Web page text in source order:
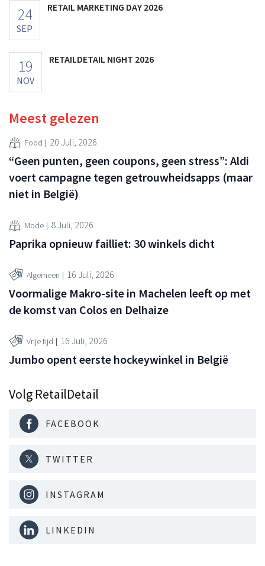
24
SEP
RETAIL MARKETING DAY 2026
19
NOV
RETAILDETAIL NIGHT 2026
Meest gelezen
Food 20 Juli, 2026
“Geen punten, geen coupons, geen stress”: Aldi
voert campagne tegen getrouwheidsapps (maar
niet in België)
Mode 8 Juli, 2026
Paprika opnieuw failliet: 30 winkels dicht
Algemeen 16 Juli, 2026
Voormalige Makro-site in Machelen leeft op met
de komst van Colos en Delhaize
Vrije tijd 16 Juli, 2026
Jumbo opent eerste hockeywinkel in België
Volg RetailDetail
FACEBOOK
TWITTER
INSTAGRAM
LINKEDIN